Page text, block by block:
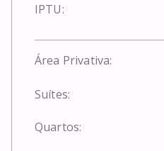
IPTU:
Área Privativa:
Suítes:
Quartos: